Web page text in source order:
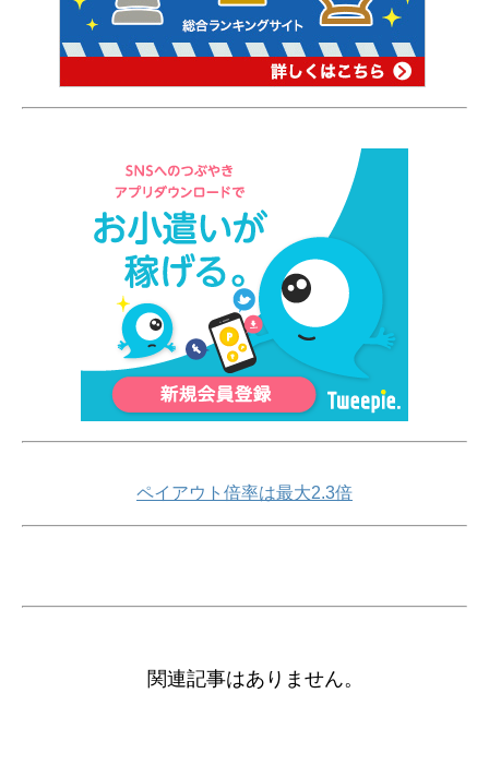
ペイアウト倍率は最大2.3倍
関連記事はありません。